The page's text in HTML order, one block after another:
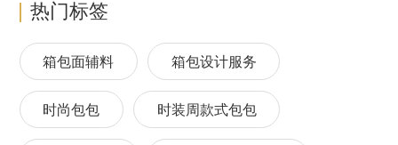
热门标签
箱包面辅料 箱包设计服务
时尚包包 时装周款式包包